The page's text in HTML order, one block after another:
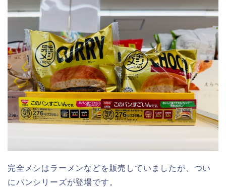
完全メシはラーメンなどを販売していましたが、つい
にパンシリーズが登場です。